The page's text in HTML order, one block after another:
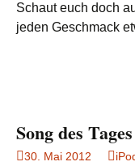
Schaut euch doch
jeden Geschmack
Song des Tages
30. Mai 2012